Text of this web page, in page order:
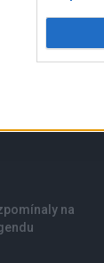
Rusko-české
na